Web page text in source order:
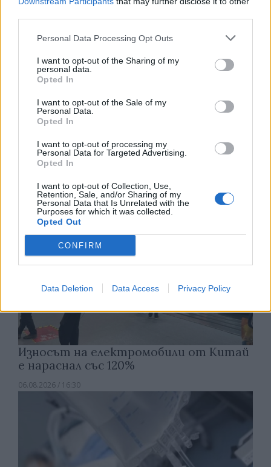
Personal Data Processing Opt Outs
I want to opt-out of the Sharing of my
personal data.
Opted In
I want to opt-out of the Sale of my
Personal Data.
Opted In
I want to opt-out of processing my
Personal Data for Targeted Advertising.
Opted In
I want to opt-out of Collection, Use,
Retention, Sale, and/or Sharing of my
Personal Data that Is Unrelated with the
Purposes for which it was collected.
Opted Out
CONFIRM
Data Deletion Data Access Privacy Policy
Френска инвестиция активира
изграждането на интерконектора
между Гърция и Кипър
06.08.2026 / 17:06
Износът на електромобили от Китай
е нараснал със 120%
06.08.2026 / 16:30